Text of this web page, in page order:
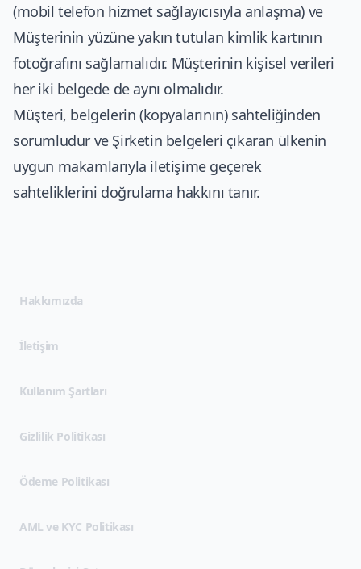
(mobil telefon hizmet sağlayıcısıyla anlaşma) ve
Müşterinin yüzüne yakın tutulan kimlik kartının
fotoğrafını sağlamalıdır. Müşterinin kişisel verileri
her iki belgede de aynı olmalıdır.
Müşteri, belgelerin (kopyalarının) sahteliğinden
sorumludur ve Şirketin belgeleri çıkaran ülkenin
uygun makamlarıyla iletişime geçerek
sahteliklerini doğrulama hakkını tanır.
Hakkımızda
İletişim
Kullanım Şartları(opens in new tab)
Gizlilik Politikası(opens in new tab)
Ödeme Politikası
AML ve KYC Politikası